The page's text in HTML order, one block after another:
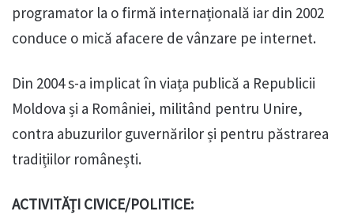
programator la o firmă internațională iar din 2002
conduce o mică afacere de vânzare pe internet.
Din 2004 s-a implicat în viața publică a Republicii
Moldova și a României, militând pentru Unire,
contra abuzurilor guvernărilor și pentru păstrarea
tradițiilor românești.
ACTIVITĂȚI CIVICE/POLITICE: